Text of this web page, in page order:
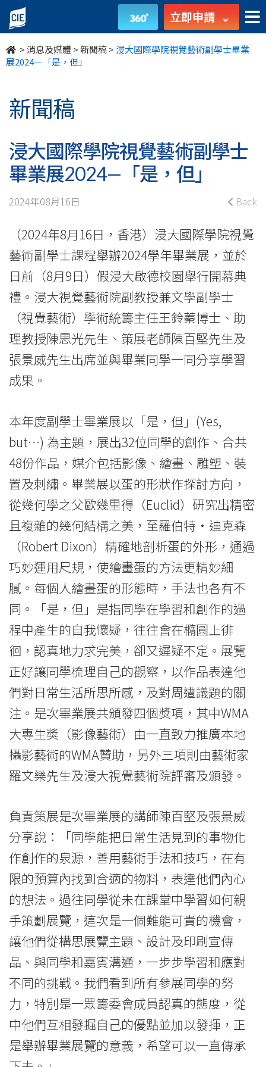
浸
大
國
學
院
視
覺
術
副
學
士
畢
業
2024
—
「是，
但」
學
院
消
息
國
際
學
院
香
港
浸
會
大
學
立即申請
>消息及媒體 >新聞稿> 浸大國際學院視覺藝術副學士畢業
展2024—「是，但」
新聞稿
浸大國際學院視覺藝術副學士
畢業展2024—「是，但」
2024年08月16日 Back
（2024年8月16日，香港）浸大國際學院視覺
藝術副學士課程舉辦2024學年畢業展，並於
日前（8月9日）假浸大啟德校園舉行開幕典
禮。浸大視覺藝術院副教授兼文學副學士
（視覺藝術）學術統籌主任王鈴蓁博士、助
理教授陳思光先生、策展老師陳百堅先生及
張景威先生出席並與畢業同學一同分享學習
成果。
本年度副學士畢業展以「是，但」(Yes,
but…) 為主題，展出32位同學的創作、合共
48份作品，媒介包括影像、繪畫、雕塑、裝
置及刺繡。畢業展以蛋的形狀作探討方向，
從幾何學之父歐幾里得（Euclid）研究出精密
且複雜的幾何結構之美，至羅伯特·迪克森
（Robert Dixon）精確地剖析蛋的外形，通過
巧妙運用尺規，使繪畫蛋的方法更精妙細
膩。每個人繪畫蛋的形態時，手法也各有不
同。「是，但」是指同學在學習和創作的過
程中產生的自我懷疑，往往會在橢圓上徘
徊，認真地力求完美，卻又遲疑不定。展覽
正好讓同學梳理自己的觀察，以作品表達他
們對日常生活所思所感，及對周遭議題的關
注。是次畢業展共頒發四個獎項，其中WMA
大專生獎（影像藝術）由一直致力推廣本地
攝影藝術的WMA贊助，另外三項則由藝術家
羅文樂先生及浸大視覺藝術院評審及頒發。
負責策展是次畢業展的講師陳百堅及張景威
分享說：「同學能把日常生活見到的事物化
作創作的泉源，善用藝術手法和技巧，在有
限的預算內找到合適的物料，表達他們內心
的想法。過往同學從未在課堂中學習如何親
手策劃展覽，這次是一個難能可貴的機會，
讓他們從構思展覽主題、設計及印刷宣傳
品、與同學和嘉賓溝通，一步步學習和應對
不同的挑戰。我們看到所有參展同學的努
力，特別是一眾籌委會成員認真的態度，從
中他們互相發掘自己的優點並加以發揮，正
是舉辦畢業展覽的意義，希望可以一直傳承